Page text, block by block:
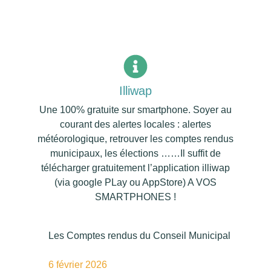
Illiwap
Une 100% gratuite sur smartphone. Soyer au
courant des alertes locales : alertes
météorologique, retrouver les comptes rendus
municipaux, les élections ……Il suffit de
télécharger gratuitement l’application illiwap
(via google PLay ou AppStore) A VOS
SMARTPHONES !
Les Comptes rendus du Conseil Municipal
6 février 2026